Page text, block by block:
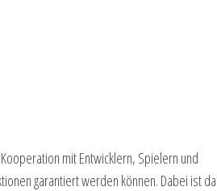
mit Entwicklern, Spielern und
garantiert werden können. Dabei ist